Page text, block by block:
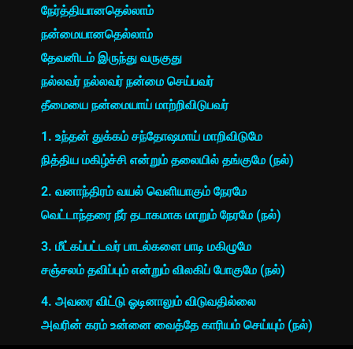
நேர்த்தியானதெல்லாம்
நன்மையானதெல்லாம்
தேவனிடம் இருந்து வருகுது
நல்லவர் நல்லவர் நன்மை செய்பவர்
தீமையை நன்மையாய் மாற்றிவிடுபவர்
1. உந்தன் துக்கம் சந்தோஷமாய் மாறிவிடுமே
நித்திய மகிழ்ச்சி என்றும் தலையில் தங்குமே (நல்)
2. வனாந்திரம் வயல் வெளியாகும் நேரமே
வெட்டாந்தரை நீர் தடாகமாக மாறும் நேரமே (நல்)
3. மீட்கப்பட்டவர் பாடல்களை பாடி மகிழுமே
சஞ்சலம் தவிப்பும் என்றும் விலகிப் போகுமே (நல்)
4. அவரை விட்டு ஓடினாலும் விடுவதில்லை
அவரின் கரம் உன்னை வைத்தே காரியம் செய்யும் (நல்)